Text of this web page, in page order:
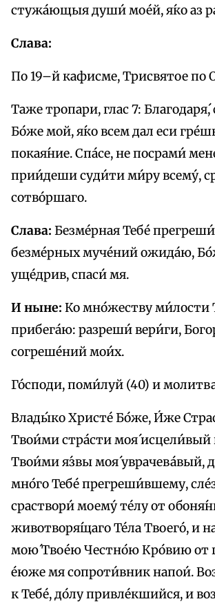
стужа́ющыя души́ мое́й, я́ко аз
Слава:
По 19–й кафисме, Трисвятое по
Таже тропари, глас 7:
Бо́же мой, я́ко всем дал ecи
покая́ние. Спа́се, не посрами́
прии́деши суди́ти ми́ру всему́,
сотво́ршаго.
Слава: Безме́рная Тебе́
безме́рных муче́ний ожида́ю,
уще́дрив, спаси́ мя.
И ныне: Ко мно́жеству ми́лости
прибега́ю: разреши́ вери́ги,
согреше́ний мои́х.
Го́споди, поми́луй (40) и
Влады́ко Христе́ Бо́же, И́же
Твои́ми стра́сти моя́ исцели́вый
Твои́ми я́звы моя́ уврачева́вый,
мно́го Тебе́ прегреши́вшему,
сраствори́ моему́ те́лу от
животворя́щаго Те́ла Твоего́, и
мою́ Твое́ю Честно́ю Кро́вию от
е́юже мя сопроти́вник напои́.
к Тебе́, до́лу привле́кшийся, и